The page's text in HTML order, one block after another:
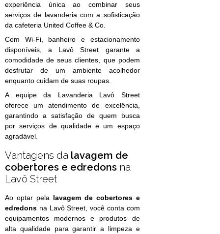
experiência única ao combinar seus
serviços de lavanderia com a sofisticação
da cafeteria United Coffee & Co.
Com Wi-Fi, banheiro e estacionamento
disponíveis, a Lavô Street garante a
comodidade de seus clientes, que podem
desfrutar de um ambiente acolhedor
enquanto cuidam de suas roupas.
A equipe da Lavanderia Lavô Street
oferece um atendimento de excelência,
garantindo a satisfação de quem busca
por serviços de qualidade e um espaço
agradável.
Vantagens da lavagem de
cobertores e edredons na
Lavô Street
Ao optar pela lavagem de cobertores e
edredons na Lavô Street, você conta com
equipamentos modernos e produtos de
alta qualidade para garantir a limpeza e